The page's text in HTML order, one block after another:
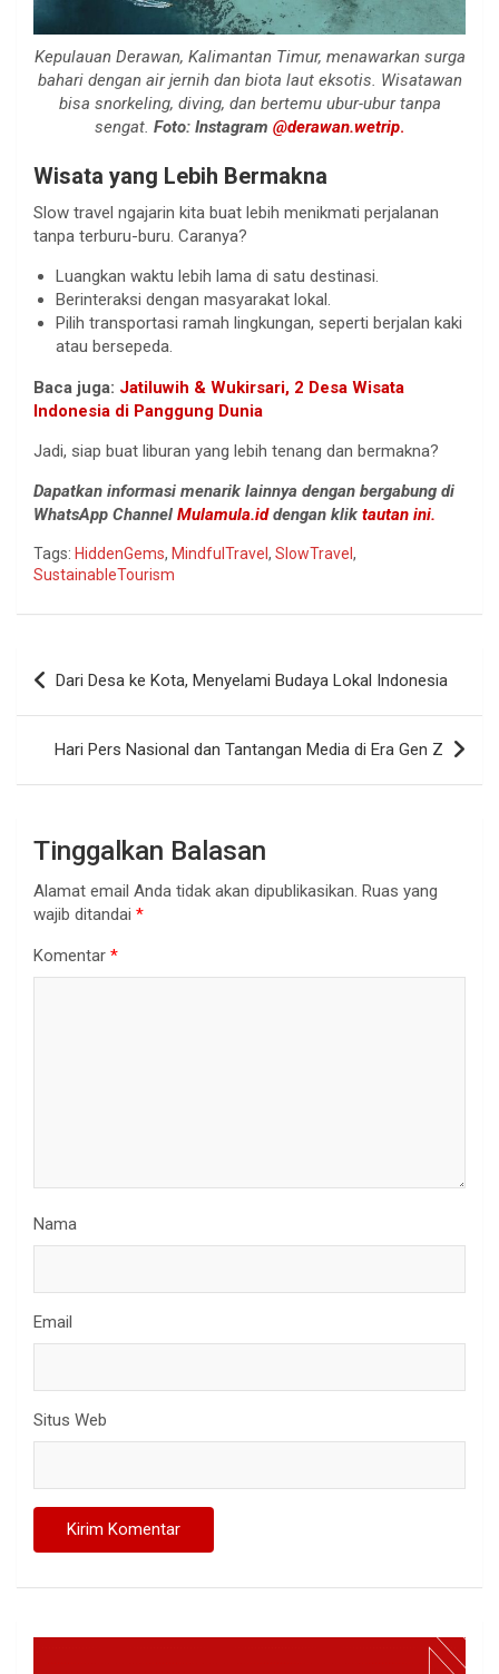
Kepulauan Derawan, Kalimantan Timur, menawarkan surga
bahari dengan air jernih dan biota laut eksotis. Wisatawan
bisa snorkeling, diving, dan bertemu ubur-ubur tanpa
sengat. Foto: Instagram @derawan.wetrip.
Wisata yang Lebih Bermakna
Slow travel ngajarin kita buat lebih menikmati perjalanan
tanpa terburu-buru. Caranya?
Luangkan waktu lebih lama di satu destinasi.
Berinteraksi dengan masyarakat lokal.
Pilih transportasi ramah lingkungan, seperti berjalan kaki
atau bersepeda.
Baca juga: Jatiluwih & Wukirsari, 2 Desa Wisata
Indonesia di Panggung Dunia
Jadi, siap buat liburan yang lebih tenang dan bermakna?
Dapatkan informasi menarik lainnya dengan bergabung di
WhatsApp Channel Mulamula.iddengan klik tautan ini.
Tags: HiddenGems, MindfulTravel , SlowTravel ,
SustainableTourism
Navigasi
pos
Dari Desa ke Kota, Menyelami Budaya Lokal Indonesia
Hari Pers Nasional dan Tantangan Media di Era Gen Z
Tinggalkan Balasan
Alamat email Anda tidak akan dipublikasikan. Ruas yang
wajib ditandai *
Komentar *
Nama
Email
Situs Web